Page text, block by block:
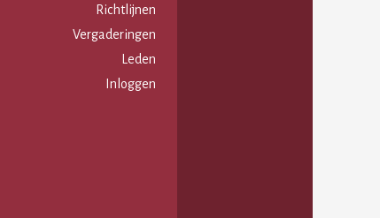
Gebruikersmenu
Richtlijnen
Vergaderingen
Leden
Inloggen